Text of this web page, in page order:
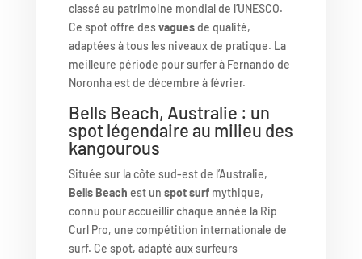
classé au patrimoine mondial de l’UNESCO.
Ce spot offre desvaguesde qualité,
adaptées à tous les niveaux de pratique. La
meilleure période pour surfer à Fernando de
Noronha est de décembre à février.
Bells Beach, Australie : un
spot légendaire au milieu des
kangourous
Située sur la côte sud-est de l’Australie,
Bells Beach est un spot surfmythique,
connu pour accueillir chaque année la Rip
Curl Pro, une compétition internationale de
surf. Ce spot, adapté aux surfeurs